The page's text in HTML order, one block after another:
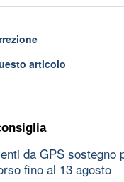
articolo
da GPS sostegno
fino al 13 agosto